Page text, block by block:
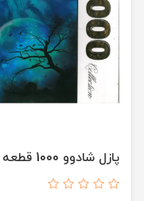
پازل شادوو 1000 قطعه طرح گرگ کهکشانی